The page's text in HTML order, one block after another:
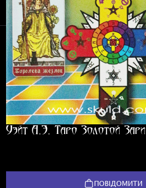
Уэйт А.Э. Таро Золотой Зари
ПОВІДОМИТИ